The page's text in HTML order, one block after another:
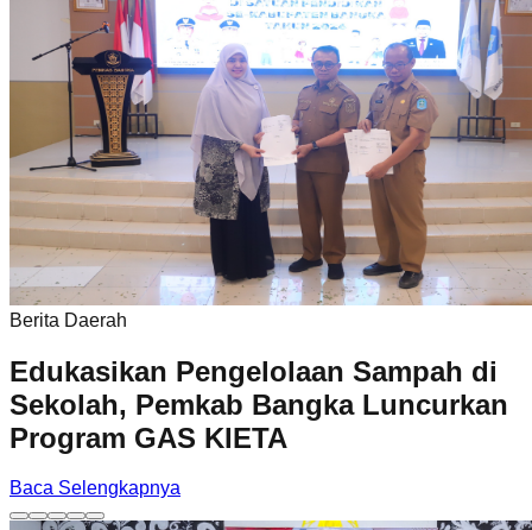
Berita Daerah
Edukasikan Pengelolaan Sampah di
Sekolah, Pemkab Bangka Luncurkan
Program GAS KIETA
Baca Selengkapnya